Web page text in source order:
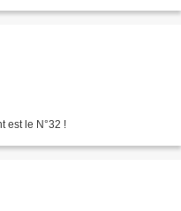
est le N°32 !